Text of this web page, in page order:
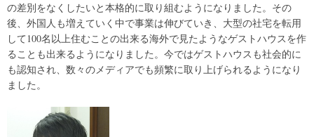
の差別をなくしたいと本格的に取り組むようになりました。その
後、外国人も増えていく中で事業は伸びていき、大型の社宅を転用
して100名以上住むことの出来る海外で見たようなゲストハウスを作
ることも出来るようになりました。今ではゲストハウスも社会的に
も認知され、数々のメディアでも頻繁に取り上げられるようになり
ました。